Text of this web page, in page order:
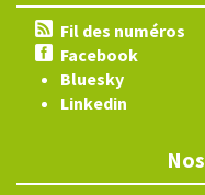
Fil des numéros
Facebook
Bluesky
Linkedin